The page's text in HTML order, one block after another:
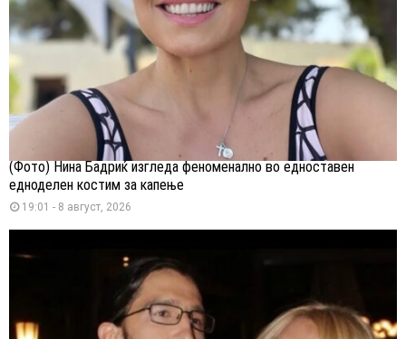
(Фото) Нина Бадриќ изгледа феноменално во едноставен
едноделен костим за капење
19:01 - 8 август, 2026